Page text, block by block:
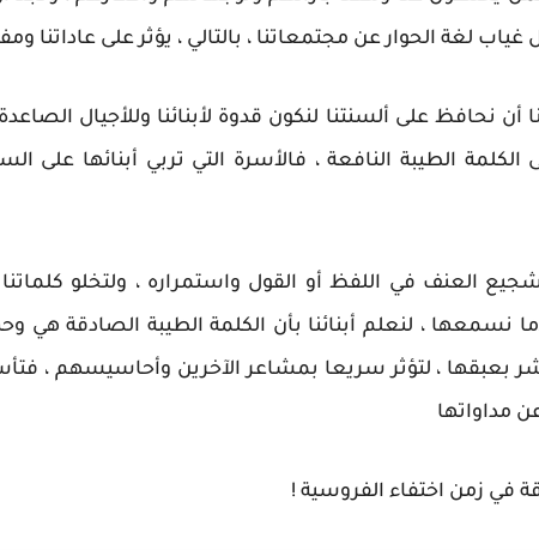
لغة الحوار عن مجتمعاتنا ، بالتالي ، يؤثر على عاداتنا
نحافظ على ألسنتنا لنكون قدوة لأبنائنا وللأجيال الصاعدة ،
الطيبة النافعة ، فالأسرة التي تربي أبنائها على
العنف في اللفظ أو القول واستمراره ، ولتخلو
نسمعها ، لنعلم أبنائنا بأن الكلمة الطيبة الصادقة هي
بعبقها ، لتؤثر سريعا بمشاعر الآخرين وأحاسيسهم ،
مداواتها
في زمن اختفاء الفروسية !